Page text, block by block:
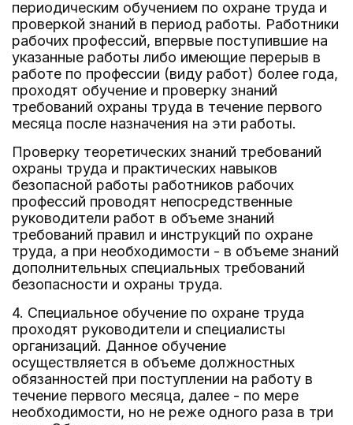
периодическим обучением по охране труда и
проверкой знаний в период работы. Работники
рабочих профессий, впервые поступившие на
указанные работы либо имеющие перерыв в
работе по профессии (виду работ) более года,
проходят обучение и проверку знаний
требований охраны труда в течение первого
месяца после назначения на эти работы.
Проверку теоретических знаний требований
охраны труда и практических навыков
безопасной работы работников рабочих
профессий проводят непосредственные
руководители работ в объеме знаний
требований правил и инструкций по охране
труда, а при необходимости - в объеме знаний
дополнительных специальных требований
безопасности и охраны труда.
4. Специальное обучение по охране труда
проходят руководители и специалисты
организаций. Данное обучение
осуществляется в объеме должностных
обязанностей при поступлении на работу в
течение первого месяца, далее - по мере
необходимости, но не реже одного раза в три